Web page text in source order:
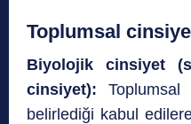
Toplumsal
Biyolojik cinsiyet
cinsiyet): Toplumsal
belirlediği kabul